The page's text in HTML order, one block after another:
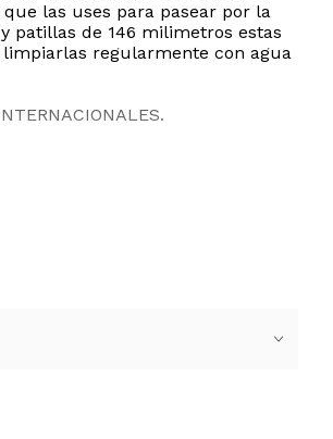
las uses para pasear por la
patillas de 146 milimetros estas
regularmente con agua